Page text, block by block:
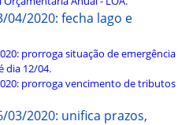
04/2020: fecha lago e
prorroga situação de emergência
dia 12/04.
prorroga vencimento de tributos
03/2020: unifica prazos,